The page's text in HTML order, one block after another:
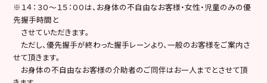
※１４：３０〜１５：００は、お身体の不自由なお客様・女性・児童のみの優
先握手時間と
させていただきます。
ただし、優先握手が終わった握手レーンより、一般のお客様をご案内さ
せて頂きます。
お身体の不自由なお客様の介助者のご同伴はお一人までとさせて頂